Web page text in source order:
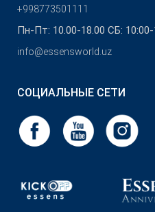
+998773501111
Пн-Пт: 10.00-18.00 СБ: 10:00-
info@essensworld.uz
СОЦИАЛЬНЫЕ СЕТИ